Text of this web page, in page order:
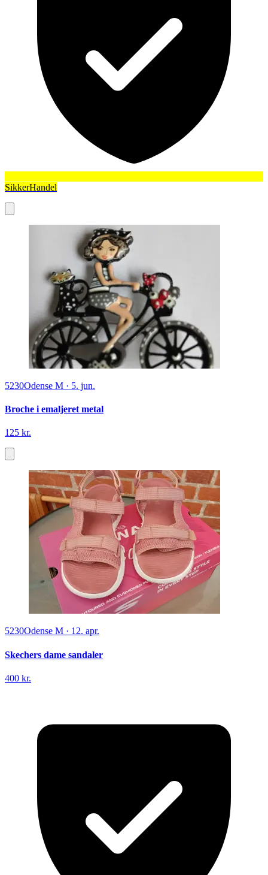
SikkerHandel
5230Odense M · 5. jun.
Broche i emaljeret metal
125 kr.
5230Odense M · 12. apr.
Skechers dame sandaler
400 kr.